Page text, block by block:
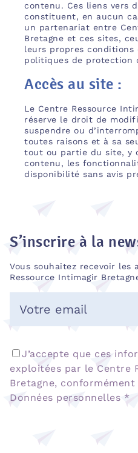
contenu. Ces liens vers
constituent, en aucun
un partenariat entre
Bretagne et ces sites,
leurs propres conditions
politiques de protection
Accès au site :
Le Centre Ressource
réserve le droit de
suspendre ou
toutes raisons et à sa
tout ou partie du site, y
contenu, les
disponibilité sans avis
S’inscrire à la
Vous souhaitez recevoir les
Ressource Intimagir
J’accepte que ces
exploitées par le Centre
Bretagne,
Données personnelles *